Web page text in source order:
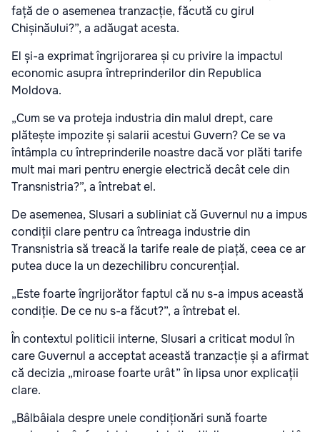
față de o asemenea tranzacție, făcută cu girul
Chișinăului?”, a adăugat acesta.
El și-a exprimat îngrijorarea și cu privire la impactul
economic asupra întreprinderilor din Republica
Moldova.
„Cum se va proteja industria din malul drept, care
plătește impozite și salarii acestui Guvern? Ce se va
întâmpla cu întreprinderile noastre dacă vor plăti tarife
mult mai mari pentru energie electrică decât cele din
Transnistria?”, a întrebat el.
De asemenea, Slusari a subliniat că Guvernul nu a impus
condiții clare pentru ca întreaga industrie din
Transnistria să treacă la tarife reale de piață, ceea ce ar
putea duce la un dezechilibru concurențial.
„Este foarte îngrijorător faptul că nu s-a impus această
condiție. De ce nu s-a făcut?”, a întrebat el.
În contextul politicii interne, Slusari a criticat modul în
care Guvernul a acceptat această tranzacție și a afirmat
că decizia „miroase foarte urât” în lipsa unor explicații
clare.
„Bâlbâiala despre unele condiționări sună foarte